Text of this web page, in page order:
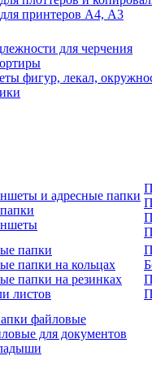
принтеров А4, А3
для черчения
фигур, лекал,
и адресные папки
папки
папки на кольцах
папки на резинках
листов
файловые
для документов